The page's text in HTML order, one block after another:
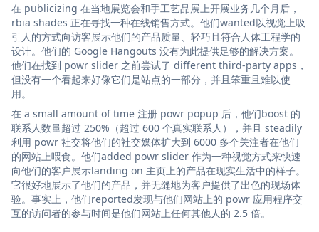
在 publicizing 在当地展览会和手工艺品展上开展业务几个月后，
rbia shades 正在寻找一种在线销售方式。他们wanted以视觉上吸
引人的方式向访客展示他们的产品质量、轻巧且符合人体工程学的
设计。他们的 Google Hangouts 没有为此提供足够的解决方案。
他们在找到 powr slider 之前尝试了 different third-party apps，
但没有一个看起来好像它们是站点的一部分，并且笨重且难以使
用。
在 a small amount of time 注册 powr popup 后，他们boost 的
联系人数量超过 250%（超过 600 个真实联系人），并且 steadily
利用 powr 社交将他们的社交媒体扩大到 6000 多个关注者在他们
的网站上喂食。他们added powr slider 作为一种视觉方式来快速
向他们的客户展示landing on 主页上的产品在现实生活中的样子。
它很好地展示了他们的产品，并无缝地为客户提供了出色的现场体
验。事实上，他们reported发现与他们网站上的 powr 应用程序交
互的访问者的参与时间是他们网站上任何其他人的 2.5 倍。